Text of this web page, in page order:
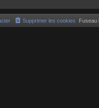
Fuseau
Supprimer les cookies